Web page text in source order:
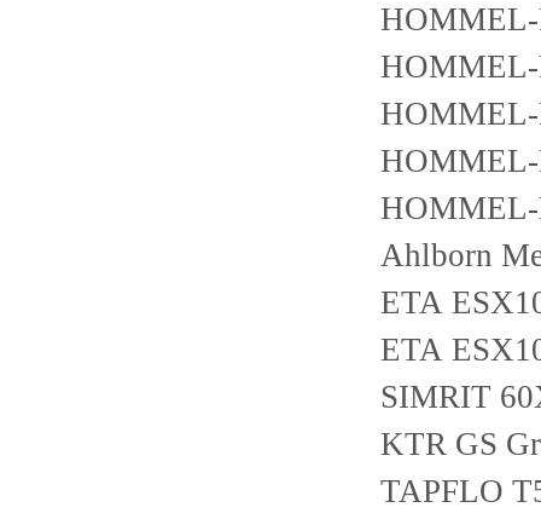
Ahlborn
ETA
ETA
SIMRIT
KTR GS
TAPFLO